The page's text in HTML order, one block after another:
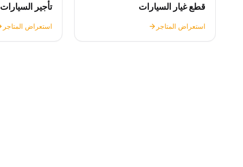
قطع غيار السيارات
استعراض المتاجر
تأجير السيارات
استعراض المتاجر